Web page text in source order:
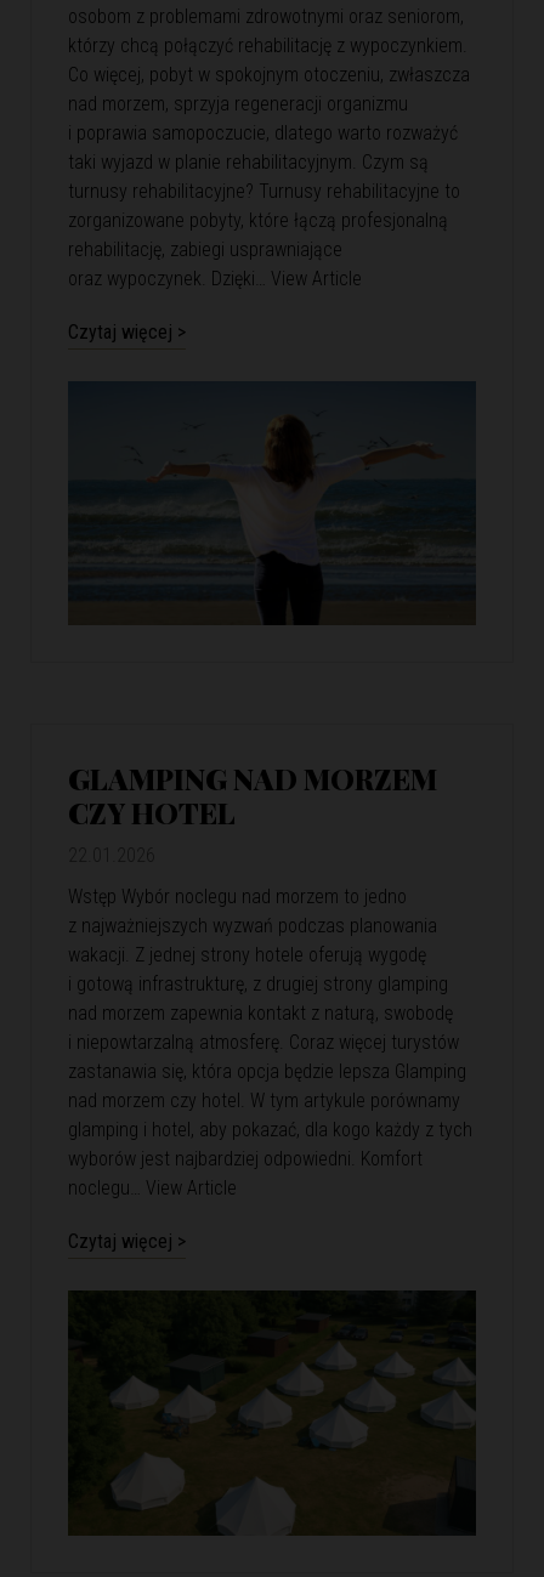
osobom z problemami zdrowotnymi oraz seniorom,
którzy chcą połączyć rehabilitację z wypoczynkiem.
Co więcej, pobyt w spokojnym otoczeniu, zwłaszcza
nad morzem, sprzyja regeneracji organizmu
i poprawia samopoczucie, dlatego warto rozważyć
taki wyjazd w planie rehabilitacyjnym. Czym są
turnusy rehabilitacyjne? Turnusy rehabilitacyjne to
zorganizowane pobyty, które łączą profesjonalną
rehabilitację, zabiegi usprawniające
oraz wypoczynek. Dzięki… View Article
Czytaj więcej >
GLAMPING NAD MORZEM
CZY HOTEL
Wstęp Wybór noclegu nad morzem to jedno
z najważniejszych wyzwań podczas planowania
wakacji. Z jednej strony hotele oferują wygodę
i gotową infrastrukturę, z drugiej strony glamping
nad morzem zapewnia kontakt z naturą, swobodę
i niepowtarzalną atmosferę. Coraz więcej turystów
zastanawia się, która opcja będzie lepsza Glamping
nad morzem czy hotel. W tym artykule porównamy
glamping i hotel, aby pokazać, dla kogo każdy z tych
wyborów jest najbardziej odpowiedni. Komfort
noclegu… View Article
Czytaj więcej >